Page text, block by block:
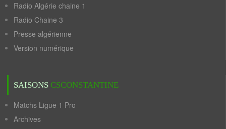
Radio Algérie chaine 1
Radio Chaine 3
Presse algérienne
Version numérique
SAISONS CSCONSTANTINE
Matchs Ligue 1 Pro
Archives